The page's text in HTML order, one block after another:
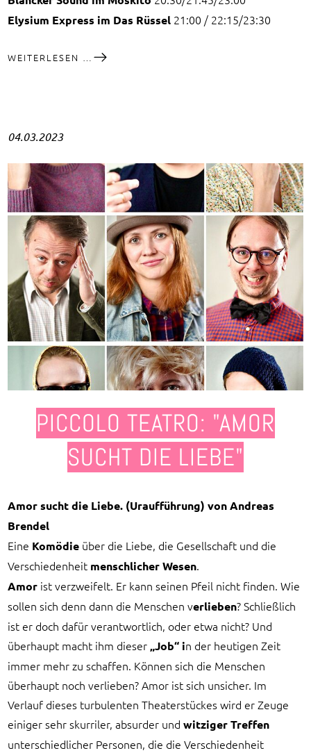
Elysium Express im Das Rüssel 21:00 / 22:15/23:30
WEITERLESEN … LANGE
04.03.2023
PICCOLO TEATRO: "AMOR
SUCHT DIE LIEBE"
Amor sucht die Liebe. (Uraufführung) von Andreas
Brendel
Eine Komödie über die Liebe, die Gesellschaft und die
Verschiedenheit menschlicher Wesen.
Amor ist verzweifelt. Er kann seinen Pfeil nicht finden. Wie
sollen sich denn dann die Menschen verlieben? Schließlich
ist er doch dafür verantwortlich, oder etwa nicht? Und
überhaupt macht ihm dieser„Job“ in der heutigen Zeit
immer mehr zu schaffen. Können sich die Menschen
überhaupt noch verlieben? Amor ist sich unsicher. Im
Verlauf dieses turbulenten Theaterstückes wird er Zeuge
einiger sehr skurriler, absurder undwitziger Treffen
unterschiedlicher Personen, die die Verschiedenheit